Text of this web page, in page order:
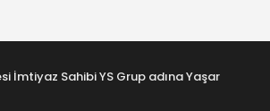
İmtiyaz Sahibi YS Grup adına Yaşar